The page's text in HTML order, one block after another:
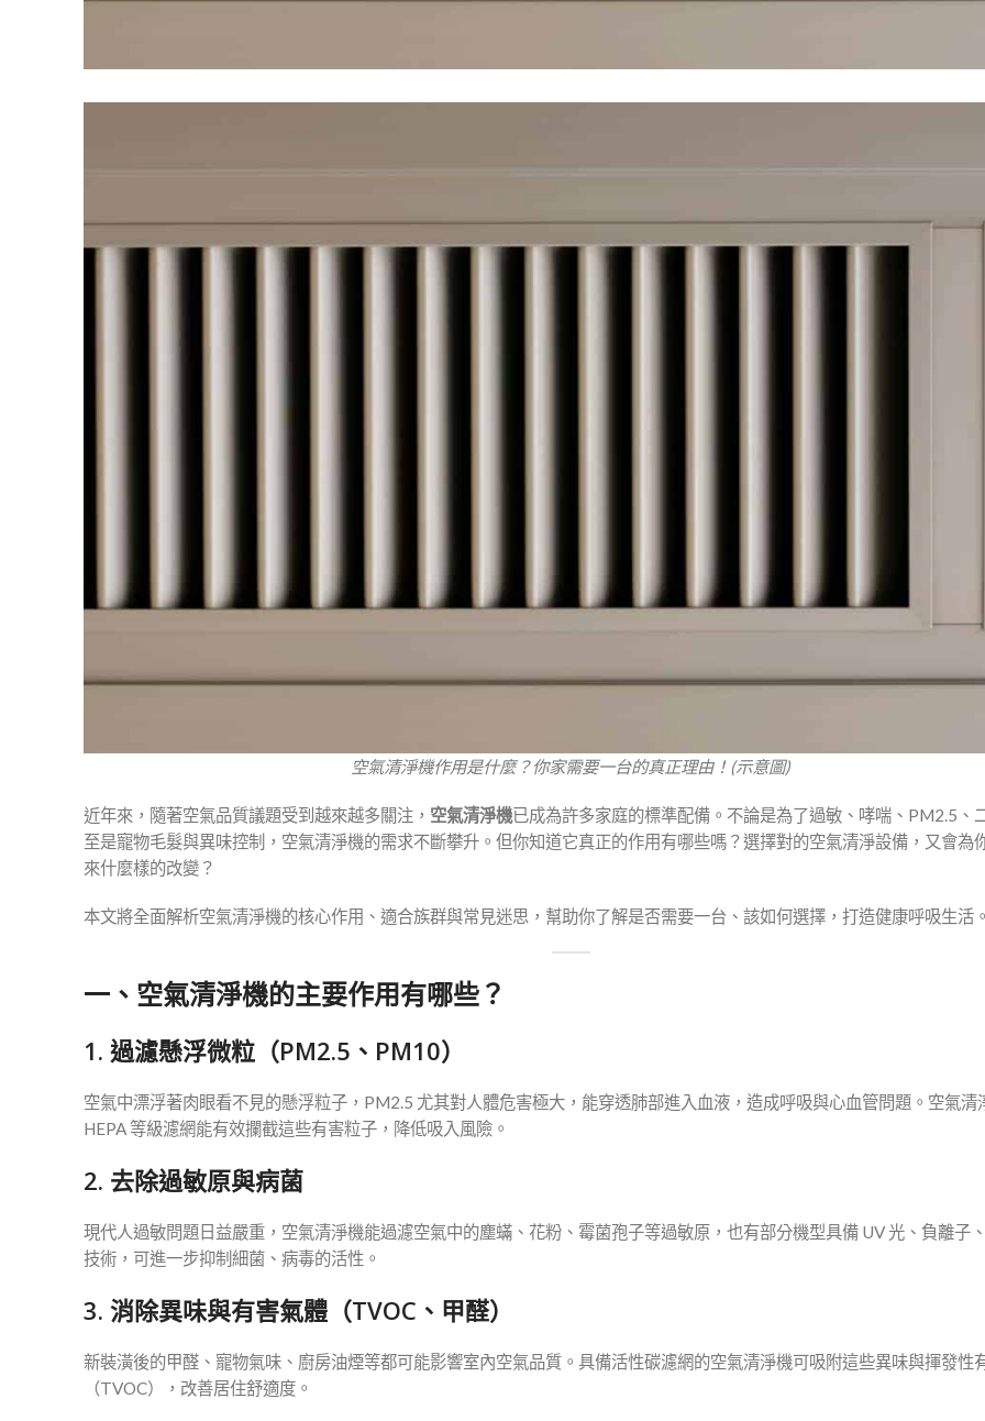
空氣清淨機作用是什麼？你家需要一台的真正理由！(示意圖)
近年來，隨著空氣品質議題受到越來越多關注， 空氣清淨機已成為許多家庭的標準配備。不論是為了過敏、哮喘、PM2.5、
至是寵物毛髮與異味控制，空氣清淨機的需求不斷攀升。但你知道它真正的作用有哪些嗎？選擇對的空氣清淨設備，又會為
來什麼樣的改變？
本文將全面解析空氣清淨機的核心作用、適合族群與常見迷思，幫助你了解是否需要一台、該如何選擇，打造健康呼吸生活。
一、空氣清淨機的主要作用有哪些？
1. 過濾懸浮微粒（PM2.5、PM10）
空氣中漂浮著肉眼看不見的懸浮粒子，PM2.5 尤其對人體危害極大，能穿透肺部進入血液，造成呼吸與心血管問題。空氣清
HEPA 等級濾網能有效攔截這些有害粒子，降低吸入風險。
2. 去除過敏原與病菌
現代人過敏問題日益嚴重，空氣清淨機能過濾空氣中的塵蟎、花粉、霉菌孢子等過敏原，也有部分機型具備 UV 光、負離子
技術，可進一步抑制細菌、病毒的活性。
3. 消除異味與有害氣體（TVOC、甲醛）
新裝潢後的甲醛、寵物氣味、廚房油煙等都可能影響室內空氣品質。具備活性碳濾網的空氣清淨機可吸附這些異味與揮發性
（TVOC），改善居住舒適度。